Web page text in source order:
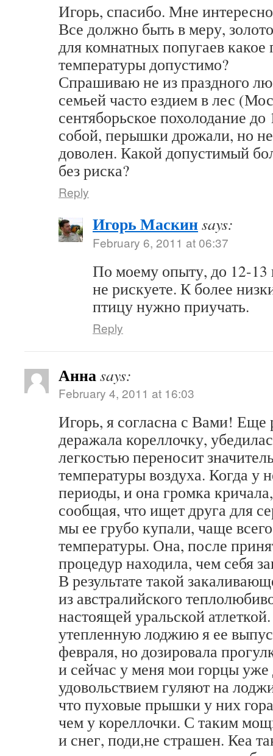
Игорь, спасибо. Мне
Все должно быть в меру,
для комнатных попугаев
температуры допустимо?
Спрашиваю не из праздного
семьей часто ездием в лес
сентяборьское похолодание
собой, перышки дрожали, но
доволен. Какой допустимый
без риска?
Reply
Игорь Маскинsays:
February 6, 2011 at 06:37
По моему опыту, до 12-13
не рискуете. К более
птицу нужно приучать.
Reply
Аннаsays:
February 4, 2011 at 16:03
Игорь, я согласна с Вами! Еще
деражала кореллочку,
легкостью переносит
температуры воздуха. Когда у
периоды, и она громка
сообщая, что ищет друга для
мы ее грубо купали, чаще
температуры. Она, после
процедур находила, чем себя
В результате такой
из австралийского
настоящей уральской
утепленную лоджию я ее
февраля, но дозировала
и сейчас у меня мои горцы уже
удовольствием гуляют на
что пуховые прышки у них
чем у кореллочки. С таким
и снег, поди,не страшен. Кеа